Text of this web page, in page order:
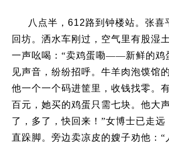
八点半， 612路到钟楼站。张喜
回坊。洒水车刚过，空气里有股湿
一声吆喝： “卖鸡蛋嘞——新鲜的
见声音，纷纷招呼。牛羊肉泡馍馆
他一个一个码进筐里，收钱找零。
百元，她买的鸡蛋只需七块。他大声
了，多了，快回来！ ”女博士已走远
直跺脚。旁边卖凉皮的嫂子劝他： “